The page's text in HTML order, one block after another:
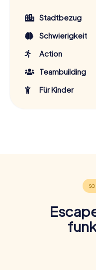
Stadtbezug
Schwierigkeit
Action
Teambuilding
Für Kinder